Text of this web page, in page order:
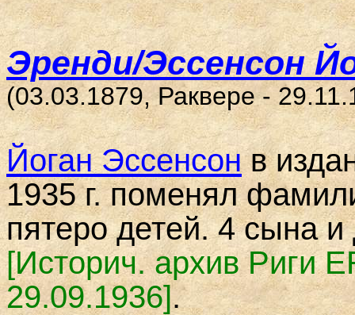
Эренди/Эссенсон
(03.03.1879, Раквере -
Йоган Эссенсонв
1935 г. поменял
пятеро детей. 4 сына и
[Историч. архив Риги
29.09.1936].